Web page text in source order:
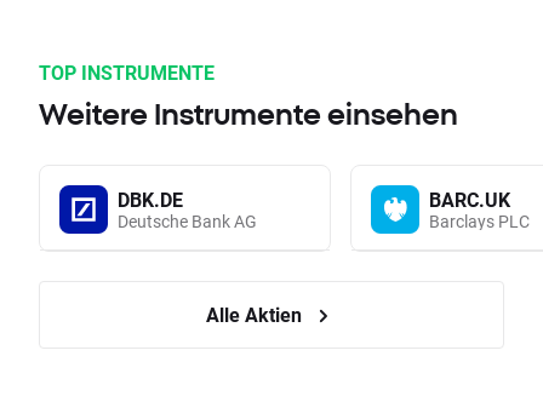
TOP INSTRUMENTE
Weitere Instrumente einsehen
DBK.DE
Deutsche Bank AG
BARC.UK
Barclays PLC
Alle Aktien